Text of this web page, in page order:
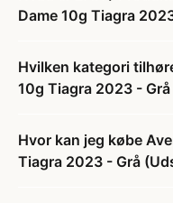
Dame 10g Tiagra
Hvilken kategori
10g Tiagra 2023 -
Hvor kan jeg købe
Tiagra 2023 - Grå